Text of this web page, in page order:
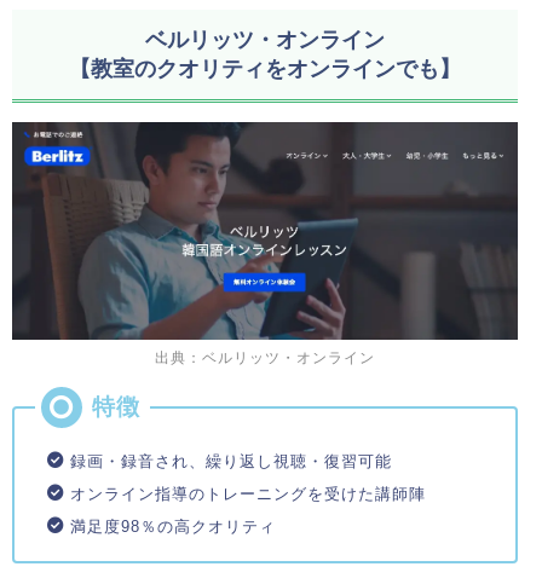
ベルリッツ・オンライン
【教室のクオリティをオンラインでも】
出典：ベルリッツ・オンライン
録画・録音され、繰り返し視聴・復習可能
オンライン指導のトレーニングを受けた講師陣
満足度98％の高クオリティ